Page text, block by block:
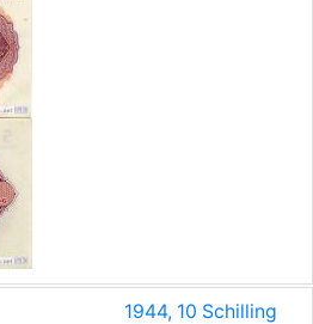
1944, 10 Schilling